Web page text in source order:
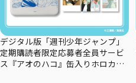
デジタル版「週刊少年ジャンプ」
定期購読者限定応募者全員サービ
ス『アオのハコ』缶入りホロカー